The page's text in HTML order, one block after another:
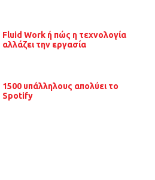
Fluid Work ή πώς η τεχνολογία
αλλάζει την εργασία
1500 υπάλληλους απολύει το
Spotify